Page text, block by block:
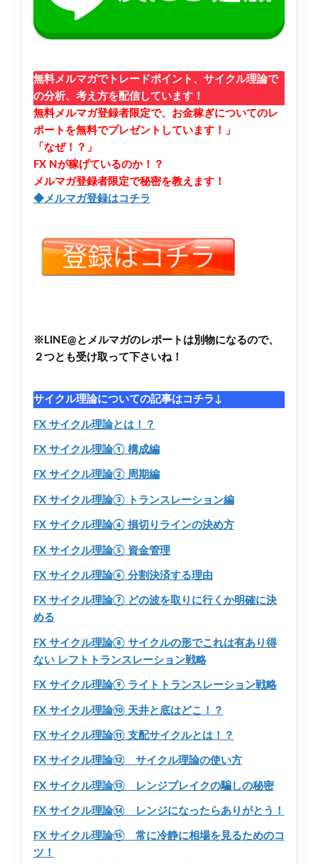
無料メルマガでトレードポイント、サイクル理論で
の分析、考え方を配信しています！
無料メルマガ登録者限定で、お金稼ぎについてのレ
ポートを無料でプレゼントしています！」
「なぜ！？」
FX Nが稼げているのか！？
メルマガ登録者限定で秘密を教えます！
◆メルマガ登録はコチラ
※LINE@とメルマガのレポートは別物になるので、
２つとも受け取って下さいね！
サイクル理論についての記事はコチラ↓
FX サイクル理論とは！？
FX サイクル理論① 構成編
FX サイクル理論② 周期編
FX サイクル理論③ トランスレーション編
FX サイクル理論④ 損切りラインの決め方
FX サイクル理論⑤ 資金管理
FX サイクル理論⑥ 分割決済する理由
FX サイクル理論⑦ どの波を取りに行くか明確に決
める
FX サイクル理論⑧ サイクルの形でこれは有あり得
ない レフトトランスレーション戦略
FX サイクル理論⑨ ライトトランスレーション戦略
FX サイクル理論⑩ 天井と底はどこ！？
FX サイクル理論⑪ 支配サイクルとは！？
FX サイクル理論⑫ サイクル理論の使い方
FX サイクル理論⑬ レンジブレイクの騙しの秘密
FX サイクル理論⑭ レンジになったらありがとう！
FX サイクル理論⑮ 常に冷静に相場を見るためのコ
ツ！